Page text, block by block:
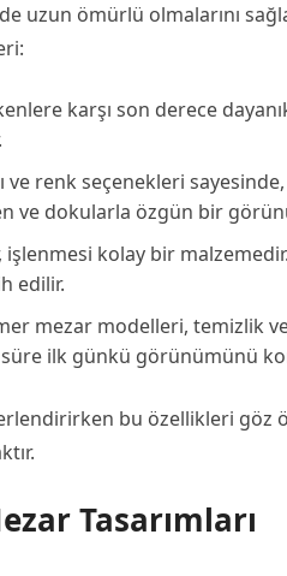
uzun ömürlü olmalarını
karşı son derece
ve renk seçenekleri
ve dokularla özgün bir
işlenmesi kolay bir
edilir.
mezar modelleri, temizlik ve
ilk günkü görünümünü
bu özellikleri göz
Tasarımları